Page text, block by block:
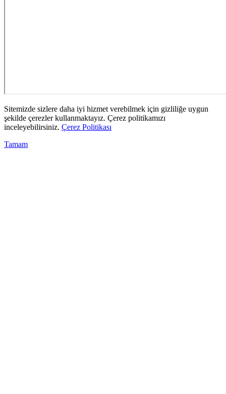
Sitemizde sizlere daha iyi hizmet verebilmek için gizliliğe uygun
şekilde çerezler kullanmaktayız. Çerez politikamızı
inceleyebilirsiniz. Çerez Politikası
Tamam